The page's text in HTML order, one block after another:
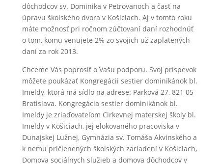
dôchodcov sv. Dominika v Petrovanoch a časť na
úpravu školského dvora v Košiciach. Aj v tomto roku
máte možnosť pri ročnom zúčtovaní daní rozhodnúť
o tom, komu venujete 2% zo svojich už zaplatených
daní za rok 2013.
Chceme Vás poprosiť o Vašu podporu. Svoj príspevok
môžete poukázať Kongregácii sestier dominikánok bl.
Imeldy, ktorá má sídlo na adrese: Parková 27, 821 05
Bratislava. Kongregácia sestier dominikánok bl.
Imeldy je zriaďovateľom Cirkevnej materskej školy bl.
Imeldy v Košiciach, jej elokovaného pracoviska v
Dunajskej Lužnej, Gymnázia sv. Tomáša Akvinského a
k nemu pričlenených školských zariadení v Košiciach,
Domova sociálnych služieb a domova dôchodcov v